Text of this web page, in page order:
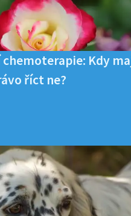
Kdy
říct ne?